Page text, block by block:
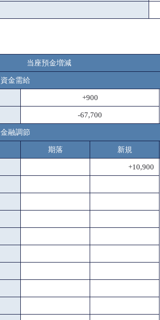
当座預金増減
資金需給
+900
-67,700
金融調節
期落 新規
+10,900